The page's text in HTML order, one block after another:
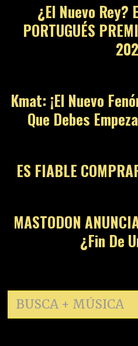
¿El Nuevo Rey?
PORTUGUÉS
Kmat: ¡El Nuevo
Que Debes
ES FIABLE
MASTODON
¿Fin De